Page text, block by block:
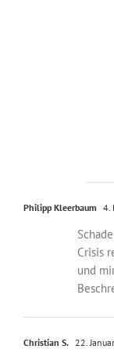
Philipp Kleerbaum 4.
Crisis
und
Christian S. 22.